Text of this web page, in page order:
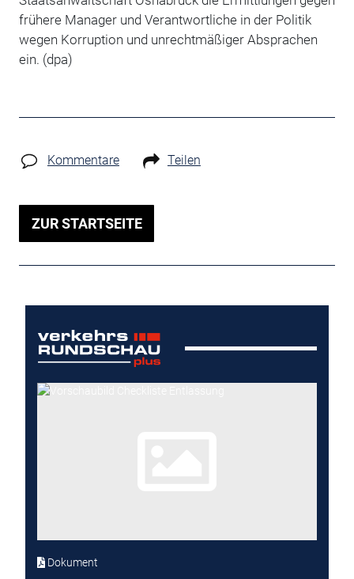
frühere Manager und Verantwortliche in der Politik
wegen Korruption und unrechtmäßiger Absprachen
ein. (dpa)
Kommentare Teilen
ZUR STARTSEITE
Dokument